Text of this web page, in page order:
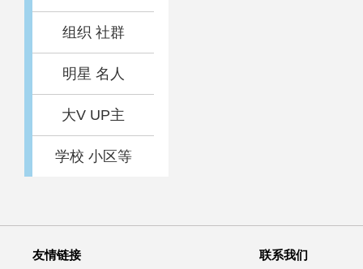
组织 社群
明星 名人
大V UP主
学校 小区等
友情链接 联系我们